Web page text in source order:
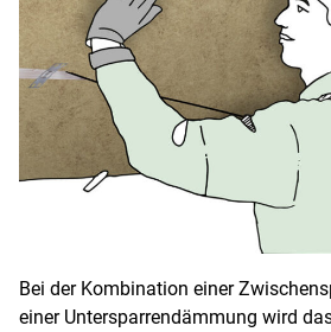
Bei der Kombination einer
einer Untersparrendämmung wird